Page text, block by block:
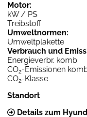
Motor:
kW / PS
Treibstoff
Umweltnormen:
Umweltplakette
Verbrauch und
Energieverbr. komb.
CO2-Emissionen
CO2-Klasse
Standort
Details zum